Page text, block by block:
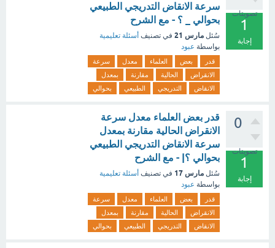
تصويتات
1
إجابة
سرعة الانقاض التدريجي الطبيعي
بحوالي _ ؟ - مع الشرح
سُئل مارس 21 في تصنيف أسئلة تعليمية
بواسطة عبود
قدر بعض العلماء معدل
سرعة
الانقراض
الحالية مقارنة
بمعدل
الانقاض
التدريجي الطبيعي بحوالي
0
تصويتات
1
إجابة
قدر بعض العلماء معدل سرعة
الانقراض الحالية مقارنة بمعدل
سرعة الانقاض التدريجي الطبيعي
بحوالي ؟| - مع الشرح
سُئل مارس 17 في تصنيف أسئلة تعليمية
بواسطة عبود
قدر بعض العلماء معدل
سرعة
الانقراض
الحالية مقارنة
بمعدل
الانقاض
التدريجي الطبيعي بحوالي